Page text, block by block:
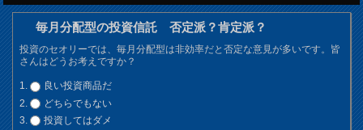
毎月分配型の投資信託 否定派？肯定派？
投資のセオリーでは、毎月分配型は非効率だと否定な意見が多いです。皆
さんはどうお考えですか？
良い投資商品だ
どちらでもない
投資してはダメ